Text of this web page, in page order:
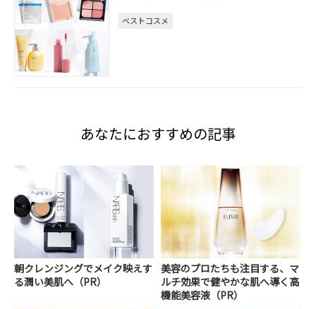
ベストコスメ
あなたにおすすめの記事
朝クレンジングでメイク映えす
る潤い美肌へ（PR）
美容のプロたちも注目する、マ
ルチ効果で健やかな肌へ導く高
機能美容液（PR）